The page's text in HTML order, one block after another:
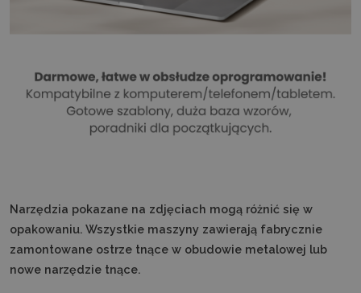
Narzędzia pokazane na zdjęciach mogą różnić się w
opakowaniu. Wszystkie maszyny zawierają fabrycznie
zamontowane ostrze tnące w obudowie metalowej lub
nowe narzędzie tnące.